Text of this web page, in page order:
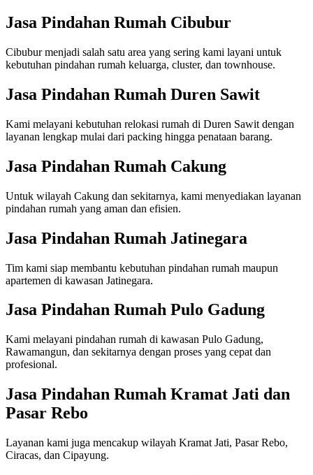
Jasa Pindahan Rumah Cibubur
Cibubur menjadi salah satu area yang sering kami layani untuk
kebutuhan pindahan rumah keluarga, cluster, dan townhouse.
Jasa Pindahan Rumah Duren Sawit
Kami melayani kebutuhan relokasi rumah di Duren Sawit dengan
layanan lengkap mulai dari packing hingga penataan barang.
Jasa Pindahan Rumah Cakung
Untuk wilayah Cakung dan sekitarnya, kami menyediakan layanan
pindahan rumah yang aman dan efisien.
Jasa Pindahan Rumah Jatinegara
Tim kami siap membantu kebutuhan pindahan rumah maupun
apartemen di kawasan Jatinegara.
Jasa Pindahan Rumah Pulo Gadung
Kami melayani pindahan rumah di kawasan Pulo Gadung,
Rawamangun, dan sekitarnya dengan proses yang cepat dan
profesional.
Jasa Pindahan Rumah Kramat Jati dan
Pasar Rebo
Layanan kami juga mencakup wilayah Kramat Jati, Pasar Rebo,
Ciracas, dan Cipayung.